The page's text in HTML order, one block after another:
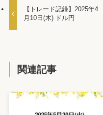
【トレード記録】2025年4
月10日(木) ドル円
関連記事